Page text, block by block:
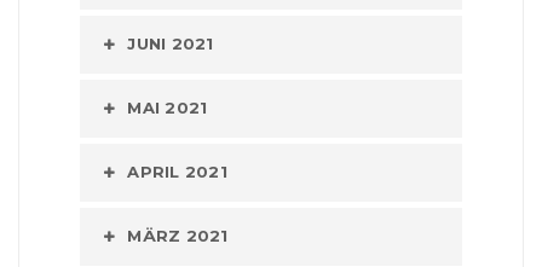
JUNI 2021
MAI 2021
APRIL 2021
MÄRZ 2021